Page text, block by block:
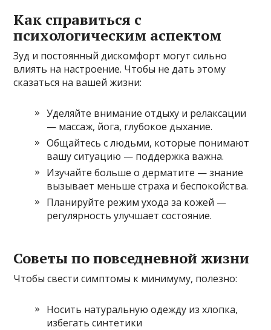
Как справиться с
психологическим аспектом
Зуд и постоянный дискомфорт могут сильно
влиять на настроение. Чтобы не дать этому
сказаться на вашей жизни:
Уделяйте внимание отдыху и релаксации
— массаж, йога, глубокое дыхание.
Общайтесь с людьми, которые понимают
вашу ситуацию — поддержка важна.
Изучайте больше о дерматите — знание
вызывает меньше страха и беспокойства.
Планируйте режим ухода за кожей —
регулярность улучшает состояние.
Советы по повседневной жизни
Чтобы свести симптомы к минимуму, полезно:
Носить натуральную одежду из хлопка,
избегать синтетики